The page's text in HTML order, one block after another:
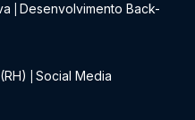
Desenvolvimento Back-
Social Media